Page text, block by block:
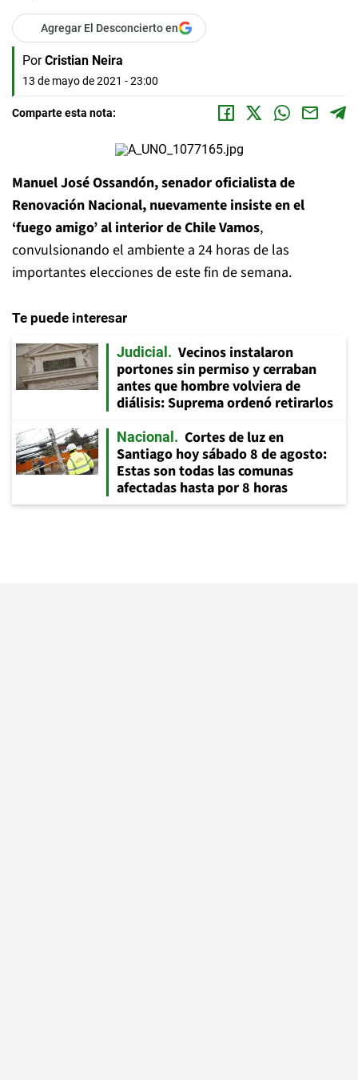
Agregar El Desconcierto en
Por Cristian Neira
13 de mayo de 2021 - 23:00
Comparte esta nota:
Manuel José Ossandón, senador oficialista de
Renovación Nacional, nuevamente insiste en el
‘fuego amigo’ al interior de Chile Vamos,
convulsionando el ambiente a 24 horas de las
importantes elecciones de este fin de semana.
Te puede interesar
Judicial
Vecinos instalaron
portones sin permiso y cerraban
antes que hombre volviera de
diálisis: Suprema ordenó retirarlos
Nacional
Cortes de luz en
Santiago hoy sábado 8 de agosto:
Estas son todas las comunas
afectadas hasta por 8 horas